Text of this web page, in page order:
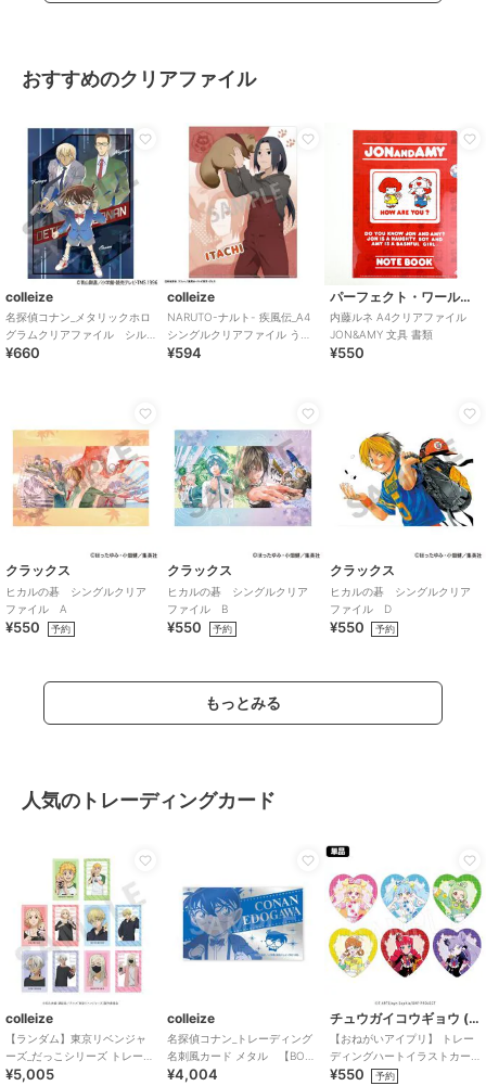
おすすめのクリアファイル
colleize
名探偵コナン_メタリックホロ
グラムクリアファイル シル
バーライン
¥660
colleize
NARUTO-ナルト- 疾風伝_A4
シングルクリアファイル うち
はイタチ/少年期×アニマル
¥594
パーフェクト・ワールド・トーキョー
内藤ルネ A4クリアファイル
JON&AMY 文具 書類
¥550
クラックス
ヒカルの碁 シングルクリア
ファイル A
¥550 予約
クラックス
ヒカルの碁 シングルクリア
ファイル B
¥550 予約
クラックス
ヒカルの碁 シングルクリア
ファイル D
¥550 予約
もっとみる
人気のトレーディングカード
colleize
【ランダム】東京リベンジャ
ーズ_だっこシリーズ トレーデ
ィングチェキ風カード
¥5,005
colleize
名探偵コナン_トレーディング
名刺風カード メタル 【BOX
／7個入り】
¥4,004
チュウガイコウギョウ (Chugai Mining)
【おねがいアイプリ】 トレー
ディングハートイラストカー
ド （ランダム全6種）
¥550 予約